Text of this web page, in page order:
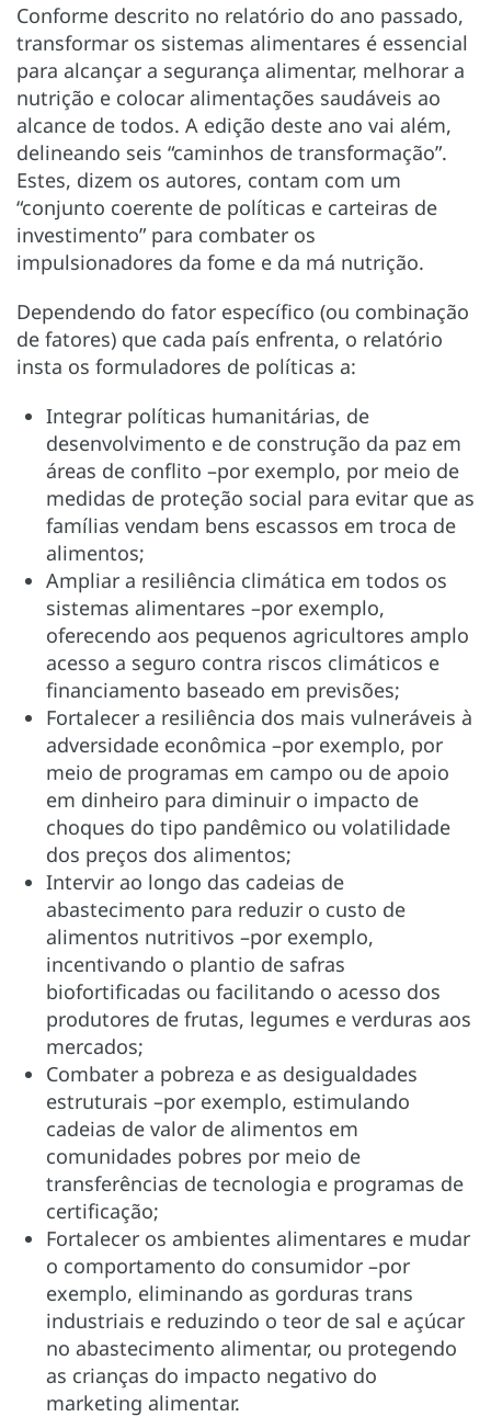
Conforme descrito no relatório do ano passado,
transformar os sistemas alimentares é essencial
para alcançar a segurança alimentar, melhorar a
nutrição e colocar alimentações saudáveis ao
alcance de todos. A edição deste ano vai além,
delineando seis “caminhos de transformação”.
Estes, dizem os autores, contam com um
“conjunto coerente de políticas e carteiras de
investimento” para combater os
impulsionadores da fome e da má nutrição.
Dependendo do fator específico (ou combinação
de fatores) que cada país enfrenta, o relatório
insta os formuladores de políticas a:
Integrar políticas humanitárias, de
desenvolvimento e de construção da paz em
áreas de conflito –por exemplo, por meio de
medidas de proteção social para evitar que as
famílias vendam bens escassos em troca de
alimentos;
Ampliar a resiliência climática em todos os
sistemas alimentares –por exemplo,
oferecendo aos pequenos agricultores amplo
acesso a seguro contra riscos climáticos e
financiamento baseado em previsões;
Fortalecer a resiliência dos mais vulneráveis à
adversidade econômica –por exemplo, por
meio de programas em campo ou de apoio
em dinheiro para diminuir o impacto de
choques do tipo pandêmico ou volatilidade
dos preços dos alimentos;
Intervir ao longo das cadeias de
abastecimento para reduzir o custo de
alimentos nutritivos –por exemplo,
incentivando o plantio de safras
biofortificadas ou facilitando o acesso dos
produtores de frutas, legumes e verduras aos
mercados;
Combater a pobreza e as desigualdades
estruturais –por exemplo, estimulando
cadeias de valor de alimentos em
comunidades pobres por meio de
transferências de tecnologia e programas de
certificação;
Fortalecer os ambientes alimentares e mudar
o comportamento do consumidor –por
exemplo, eliminando as gorduras trans
industriais e reduzindo o teor de sal e açúcar
no abastecimento alimentar, ou protegendo
as crianças do impacto negativo do
marketing alimentar.